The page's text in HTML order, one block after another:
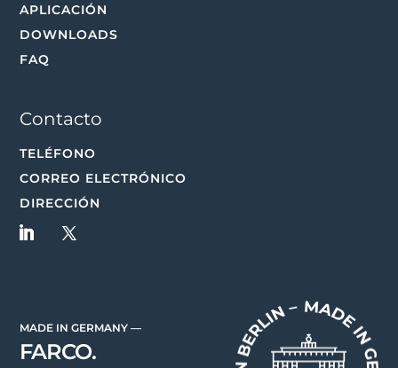
APLICACIÓN
DOWNLOADS
FAQ
Contacto
TELÉFONO
CORREO ELECTRÓNICO
DIRECCIÓN
MADE IN GERMANY —
FARCO.